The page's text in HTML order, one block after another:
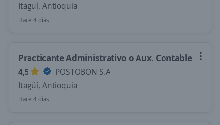
Itagüí, Antioquia
Hace 4 días
Practicante Administrativo o Aux. Contable
4,5
POSTOBON S.A
Itagüí, Antioquia
Hace 4 días